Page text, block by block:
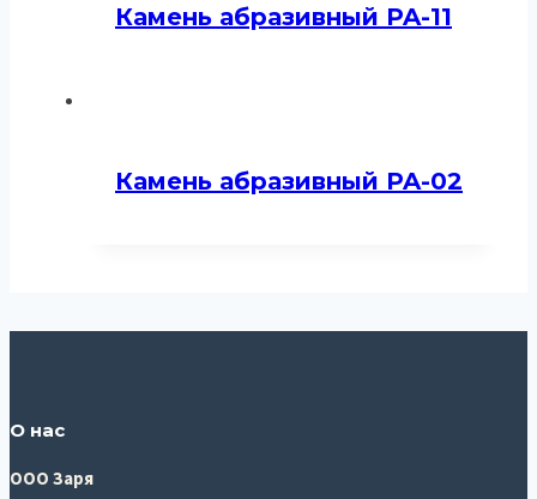
Камень абразивный PA-11
Камень абразивный PA-02
О нас
ООО Заря